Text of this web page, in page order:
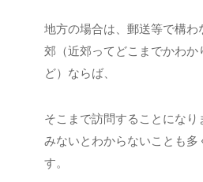
地方の場合は、郵送等で構わ
郊（近郊ってどこまでかわか
ど）ならば、
そこまで訪問することになり
みないとわからないことも多
す。